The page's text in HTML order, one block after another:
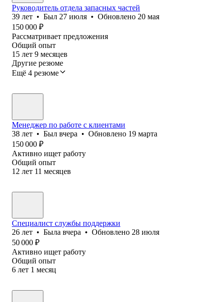
Руководитель отдела запасных частей
39 лет • Был 27 июля • Обновлено 20 мая
150 000 ₽
Рассматривает предложения
Общий опыт
15 лет 9 месяцев
Другие резюме
Ещё 4 резюме
Менеджер по работе с клиентами
38 лет • Был вчера • Обновлено 19 марта
150 000 ₽
Активно ищет работу
Общий опыт
12 лет 11 месяцев
Специалист службы поддержки
26 лет • Была вчера • Обновлено 28 июля
50 000 ₽
Активно ищет работу
Общий опыт
6 лет 1 месяц